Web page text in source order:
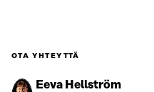
OTA YHTEYTTÄ
Eeva Hellström